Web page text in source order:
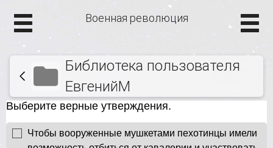
Военная революция
Библиотека пользователя
ЕвгенийМ